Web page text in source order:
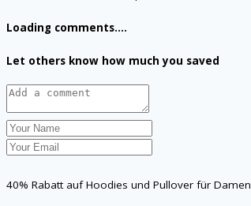
Loading comments....
Let others know how much you saved
40% Rabatt auf Hoodies und Pullover für Damen